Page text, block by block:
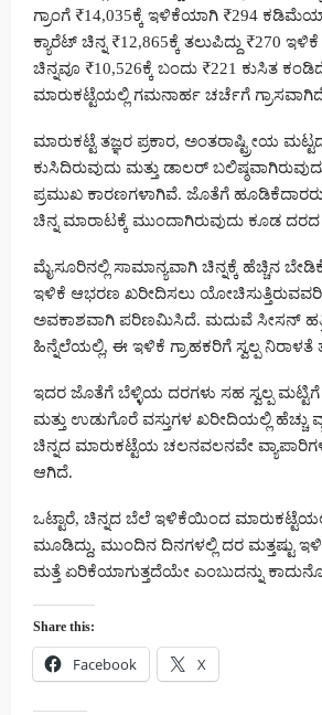
ಗ್ರಾಂಗೆ ₹14,035ಕ್ಕೆ ಇಳಿಕೆಯಾಗಿ ₹294
ಕ್ಯಾರೆಟ್ ಚಿನ್ನ ₹12,865ಕ್ಕೆ ತಲುಪಿದ್ದು ₹270
ಚಿನ್ನವೂ ₹10,526ಕ್ಕೆ ಬಂದು ₹221 ಕುಸಿತ
ಮಾರುಕಟ್ಟೆಯಲ್ಲಿ ಗಮನಾರ್ಹ ಚರ್ಚೆಗೆ
ಮಾರುಕಟ್ಟೆ ತಜ್ಞರ ಪ್ರಕಾರ, ಅಂತರಾಷ್ಟ್ರೀಯ
ಕುಸಿದಿರುವುದು ಮತ್ತು ಡಾಲರ್
ಪ್ರಮುಖ ಕಾರಣಗಳಾಗಿವೆ. ಜೊತೆಗೆ
ಚಿನ್ನ ಮಾರಾಟಕ್ಕೆ ಮುಂದಾಗಿರುವುದು ಕೂಡ
ಮೈಸೂರಿನಲ್ಲಿ ಸಾಮಾನ್ಯವಾಗಿ ಚಿನ್ನಕ್ಕೆ ಹೆಚ್ಚಿನ
ಇಳಿಕೆ ಆಭರಣ ಖರೀದಿಸಲು
ಅವಕಾಶವಾಗಿ ಪರಿಣಮಿಸಿದೆ. ಮದುವೆ ಸೀಸನ್
ಹಿನ್ನೆಲೆಯಲ್ಲಿ, ಈ ಇಳಿಕೆ ಗ್ರಾಹಕರಿಗೆ ಸ್ವಲ್ಪ ನಿರಾಳತೆ
ಇದರ ಜೊತೆಗೆ ಬೆಳ್ಳಿಯ ದರಗಳು ಸಹ ಸ್ವಲ್ಪ ಮಟ್ಟಿಗೆ
ಮತ್ತು ಉಡುಗೊರೆ ವಸ್ತುಗಳ ಖರೀದಿಯಲ್ಲಿ ಹೆಚ್ಚು
ಚಿನ್ನದ ಮಾರುಕಟ್ಟೆಯ ಚಲನವಲನವೇ
ಆಗಿದೆ.
ಒಟ್ಟಾರೆ, ಚಿನ್ನದ ಬೆಲೆ ಇಳಿಕೆಯಿಂದ
ಮೂಡಿದ್ದು, ಮುಂದಿನ ದಿನಗಳಲ್ಲಿ ದರ ಮತ್ತಷ್ಟು
ಮತ್ತೆ ಏರಿಕೆಯಾಗುತ್ತದೆಯೇ ಎಂಬುದನ್ನು
Share this:
Facebook X